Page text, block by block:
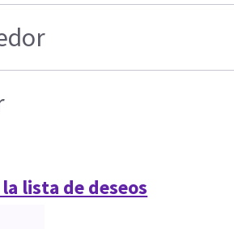
lista de deseos